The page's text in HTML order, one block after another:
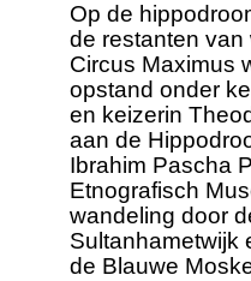
Op de
de restanten van
Circus Maximus
opstand onder
en keizerin
aan de
Ibrahim Pascha
Etnografisch
wandeling door
Sultanhametwijk
de Blauwe